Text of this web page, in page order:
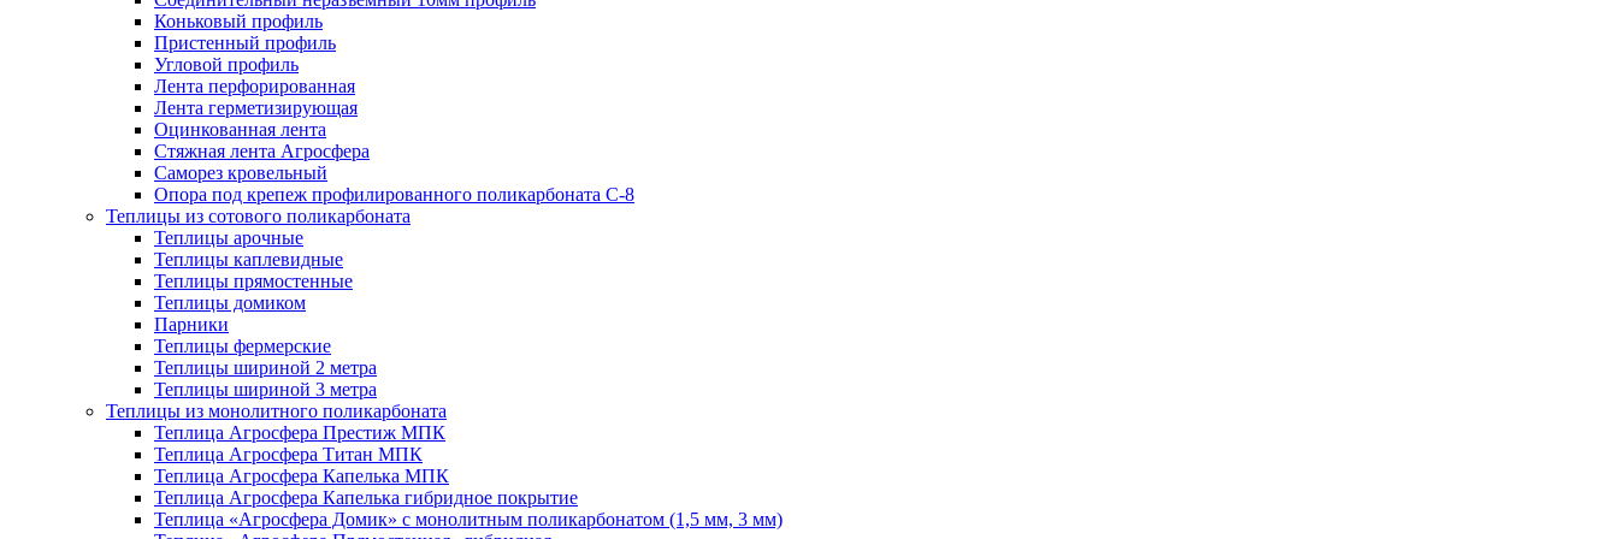
Коньковый профиль
Пристенный профиль
Угловой профиль
Лента перфорированная
Лента герметизирующая
Оцинкованная лента
Стяжная лента Агросфера
Саморез кровельный
Опора под крепеж профилированного поликарбоната С-8
Теплицы из сотового поликарбоната
Теплицы арочные
Теплицы каплевидные
Теплицы прямостенные
Теплицы домиком
Парники
Теплицы фермерские
Теплицы шириной 2 метра
Теплицы шириной 3 метра
Теплицы из монолитного поликарбоната
Теплица Агросфера Престиж МПК
Теплица Агросфера Титан МПК
Теплица Агросфера Капелька МПК
Теплица Агросфера Капелька гибридное покрытие
Теплица «Агросфера Домик» с монолитным поликарбонатом (1,5 мм, 3 мм)